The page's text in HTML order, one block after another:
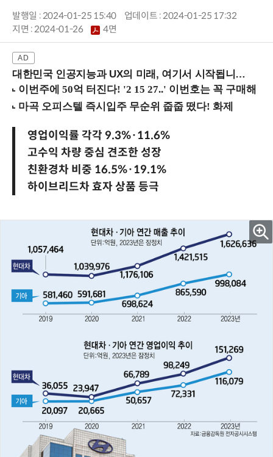
발행일 : 2024-01-25 15:40
업데이트 : 2024-01-25 17:32
지면 :2024-01-26 4면
대한민국 인공지능과 UX의 미래, 여기서 시작됩니다! (9/2 강남역)
영업이익률 각각 9.3%·11.6%
고수익 차량 중심 견조한 성장
친환경차 비중 16.5%·19.1%
하이브리드차 효자 상품 등극